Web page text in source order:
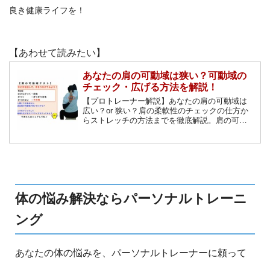
良き健康ライフを！
【あわせて読みたい】
あなたの肩の可動域は狭い？可動域の
チェック・広げる方法を解説！
【プロトレーナー解説】あなたの肩の可動域は
広い？or 狭い？肩の柔軟性のチェックの仕方か
らストレッチの方法までを徹底解説。肩の可動
体の悩み解決ならパーソナルトレーニ
ング
あなたの体の悩みを、パーソナルトレーナーに頼って